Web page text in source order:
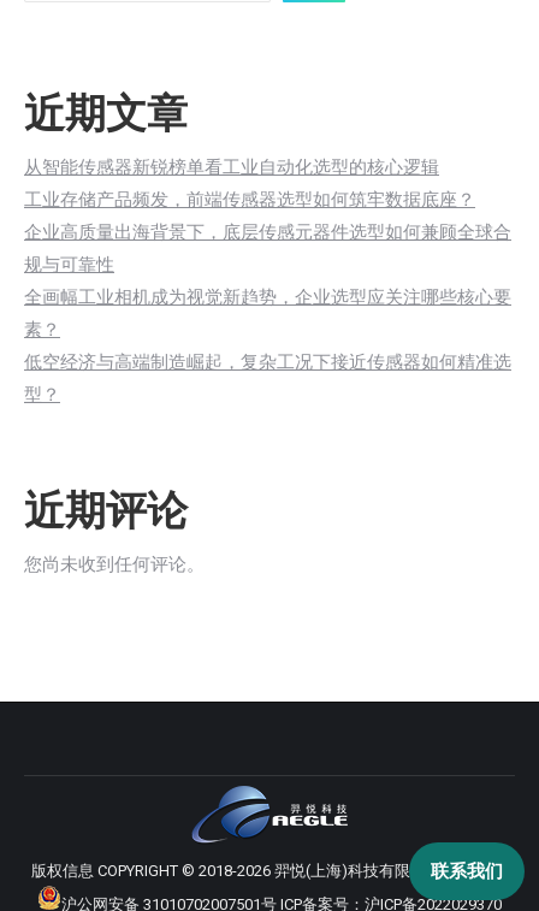
近期文章
从智能传感器新锐榜单看工业自动化选型的核心逻辑
工业存储产品频发，前端传感器选型如何筑牢数据底座？
企业高质量出海背景下，底层传感元器件选型如何兼顾全球合
规与可靠性
全画幅工业相机成为视觉新趋势，企业选型应关注哪些核心要
素？
低空经济与高端制造崛起，复杂工况下接近传感器如何精准选
型？
近期评论
您尚未收到任何评论。
版权信息 COPYRIGHT © 2018-2026 羿悦(上海)科技有限公司 版权所有
沪公网安备 31010702007501号 ICP备案号： 沪ICP备2022029370
联系我们